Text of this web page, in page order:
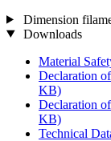
Dimension
Downloads
Material
Declaration
KB)
Declaration
KB)
Technical